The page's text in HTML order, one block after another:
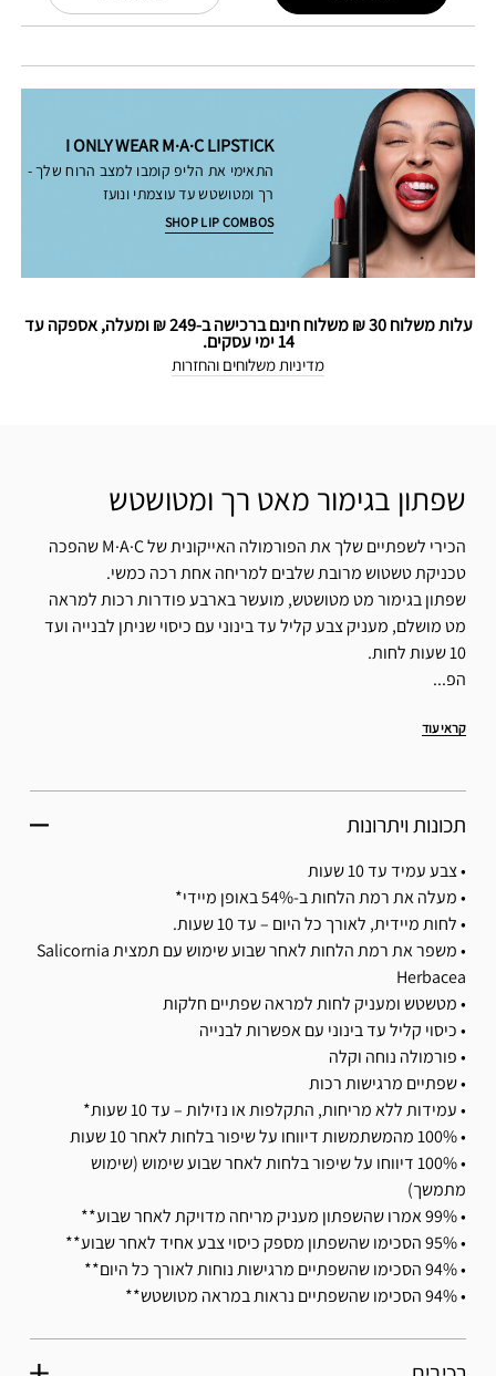
I ONLY WEAR M·A·C LIPSTICK
התאימי את הליפ קומבו למצב הרוח שלך -
רך ומטושטש עד עוצמתי ונועז
SHOP LIP COMBOS
עלות משלוח 30 ₪ משלוח חינם ברכישה ב-249 ₪ ומעלה, אספקה עד
14 ימי עסקים.
מדיניות משלוחים והחזרות
שפתון בגימור מאט רך ומטושטש
הכירי לשפתיים שלך את הפורמולה האייקונית של M·A·C שהפכה
טכניקת טשטוש מרובת שלבים למריחה אחת רכה כמשי.
שפתון בגימור מט מטושטש, מועשר בארבע פודרות רכות למראה
מט מושלם, מעניק צבע קליל עד בינוני עם כיסוי שניתן לבנייה ועד
10 שעות לחות.
הפ...
קראי עוד
תכונות ויתרונות
• צבע עמיד עד 10 שעות
• מעלה את רמת הלחות ב-54% באופן מיידי*
• לחות מיידית, לאורך כל היום – עד 10 שעות.
• משפר את רמת הלחות לאחר שבוע שימוש עם תמצית Salicornia
Herbacea
• מטשטש ומעניק לחות למראה שפתיים חלקות
• כיסוי קליל עד בינוני עם אפשרות לבנייה
• פורמולה נוחה וקלה
• שפתיים מרגישות רכות
• עמידות ללא מריחות, התקלפות או נזילות – עד 10 שעות*
• 100% מהמשתמשות דיווחו על שיפור בלחות לאחר 10 שעות
• 100% דיווחו על שיפור בלחות לאחר שבוע שימוש (שימוש
מתמשך)
• 99% אמרו שהשפתון מעניק מריחה מדויקת לאחר שבוע**
• 95% הסכימו שהשפתון מספק כיסוי צבע אחיד לאחר שבוע**
• 94% הסכימו שהשפתיים מרגישות נוחות לאורך כל היום**
• 94% הסכימו שהשפתיים נראות במראה מטושטש**